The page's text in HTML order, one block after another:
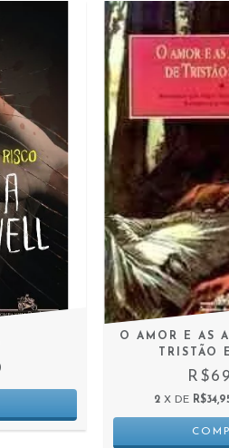
O AMOR E AS
TRISTÃO
2 X DE